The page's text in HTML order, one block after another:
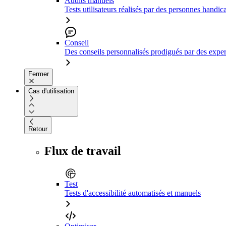
Tests utilisateurs réalisés par des personnes
Conseil
Des conseils personnalisés prodigués par des
Fermer
Cas d'utilisation
Retour
Flux de travail
Test
Tests d'accessibilité automatisés et manuels